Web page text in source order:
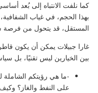
كما نلفت الانتباه إلى بُعد
بهذا الحجم، في غياب الشفافية،
المستقل، قد يتحول من فرصة
غارا جبيلات يمكن أن يكون
بين الخيارين ليس تقنيًا، بل
-ما هي رؤيتكم الشاملة
على النفط والغاز؟